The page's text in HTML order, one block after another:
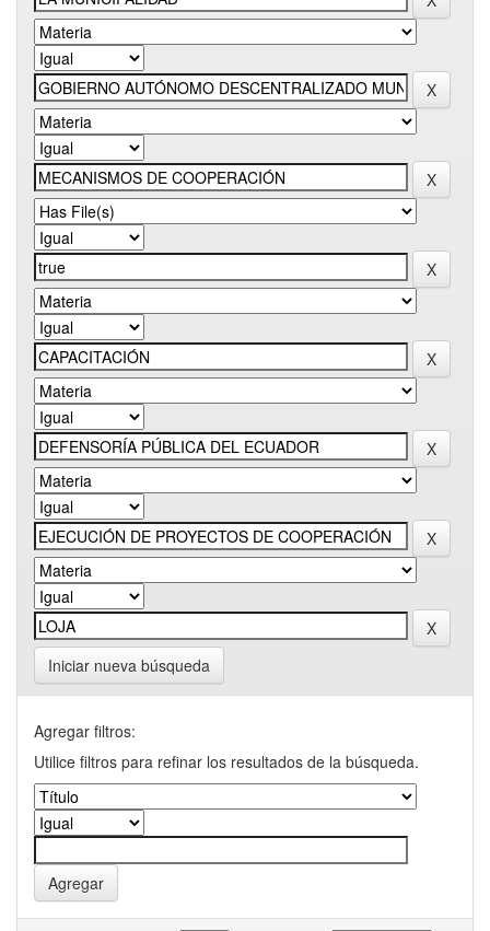
Iniciar nueva búsqueda
Agregar filtros:
Utilice filtros para refinar los resultados de la búsqueda.